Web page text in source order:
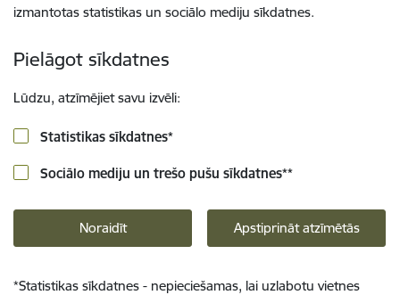
izmantotas statistikas un sociālo mediju sīkdatnes.
Pielāgot sīkdatnes
Lūdzu, atzīmējiet savu izvēli:
Statistikas sīkdatnes*
Sociālo mediju un trešo pušu sīkdatnes**
Noraidīt Apstiprināt atzīmētās
*Statistikas sīkdatnes - nepieciešamas, lai uzlabotu vietnes